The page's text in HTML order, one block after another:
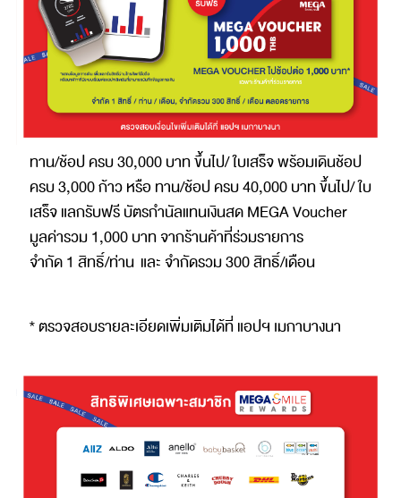
ทาน/ช้อป ครบ 30,000 บาท ขึ้นไป/ ใบเสร็จ พร้อมเดินช้อป
ครบ 3,000 ก้าว หรือ ทาน/ช้อป ครบ 40,000 บาท ขึ้นไป/ ใบ
เสร็จ แลกรับฟรี บัตรกำนัลแทนเงินสด MEGA Voucher
มูลค่ารวม 1,000 บาท จากร้านค้าที่ร่วมรายการ
จำกัด 1 สิทธิ์/ท่าน และ จำกัดรวม 300 สิทธิ์/เดือน
* ตรวจสอบรายละเอียดเพิ่มเติมได้ที่ แอปฯ เมกาบางนา